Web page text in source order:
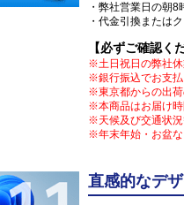
・弊社営業日の朝
・代金引換または
【必ずご確認く
※土日祝日の弊社
※銀行振込でお支払
※東京都からの出荷
※本商品はお届け時
※天候及び交通状
※年末年始・お盆な
直感的なデ